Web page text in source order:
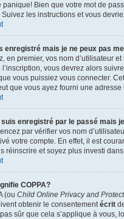
panique! Bien que votre mot de
Suivez les instructions et vous
enregistré mais je ne peux pas
en premier, vos nom d’utilisateur
l’inscription, vous devrez alors
vous puissiez vous connecter.
que vous ayez fourni une adresse
enregistré par le passé mais
par vérifier vos nom
votre compte. En effet, il est
réinscrire et soyez plus investi
COPPA?
(ou Child Online Privacy and
obtenir le consentementécrit
pas sûr que cela s’applique à